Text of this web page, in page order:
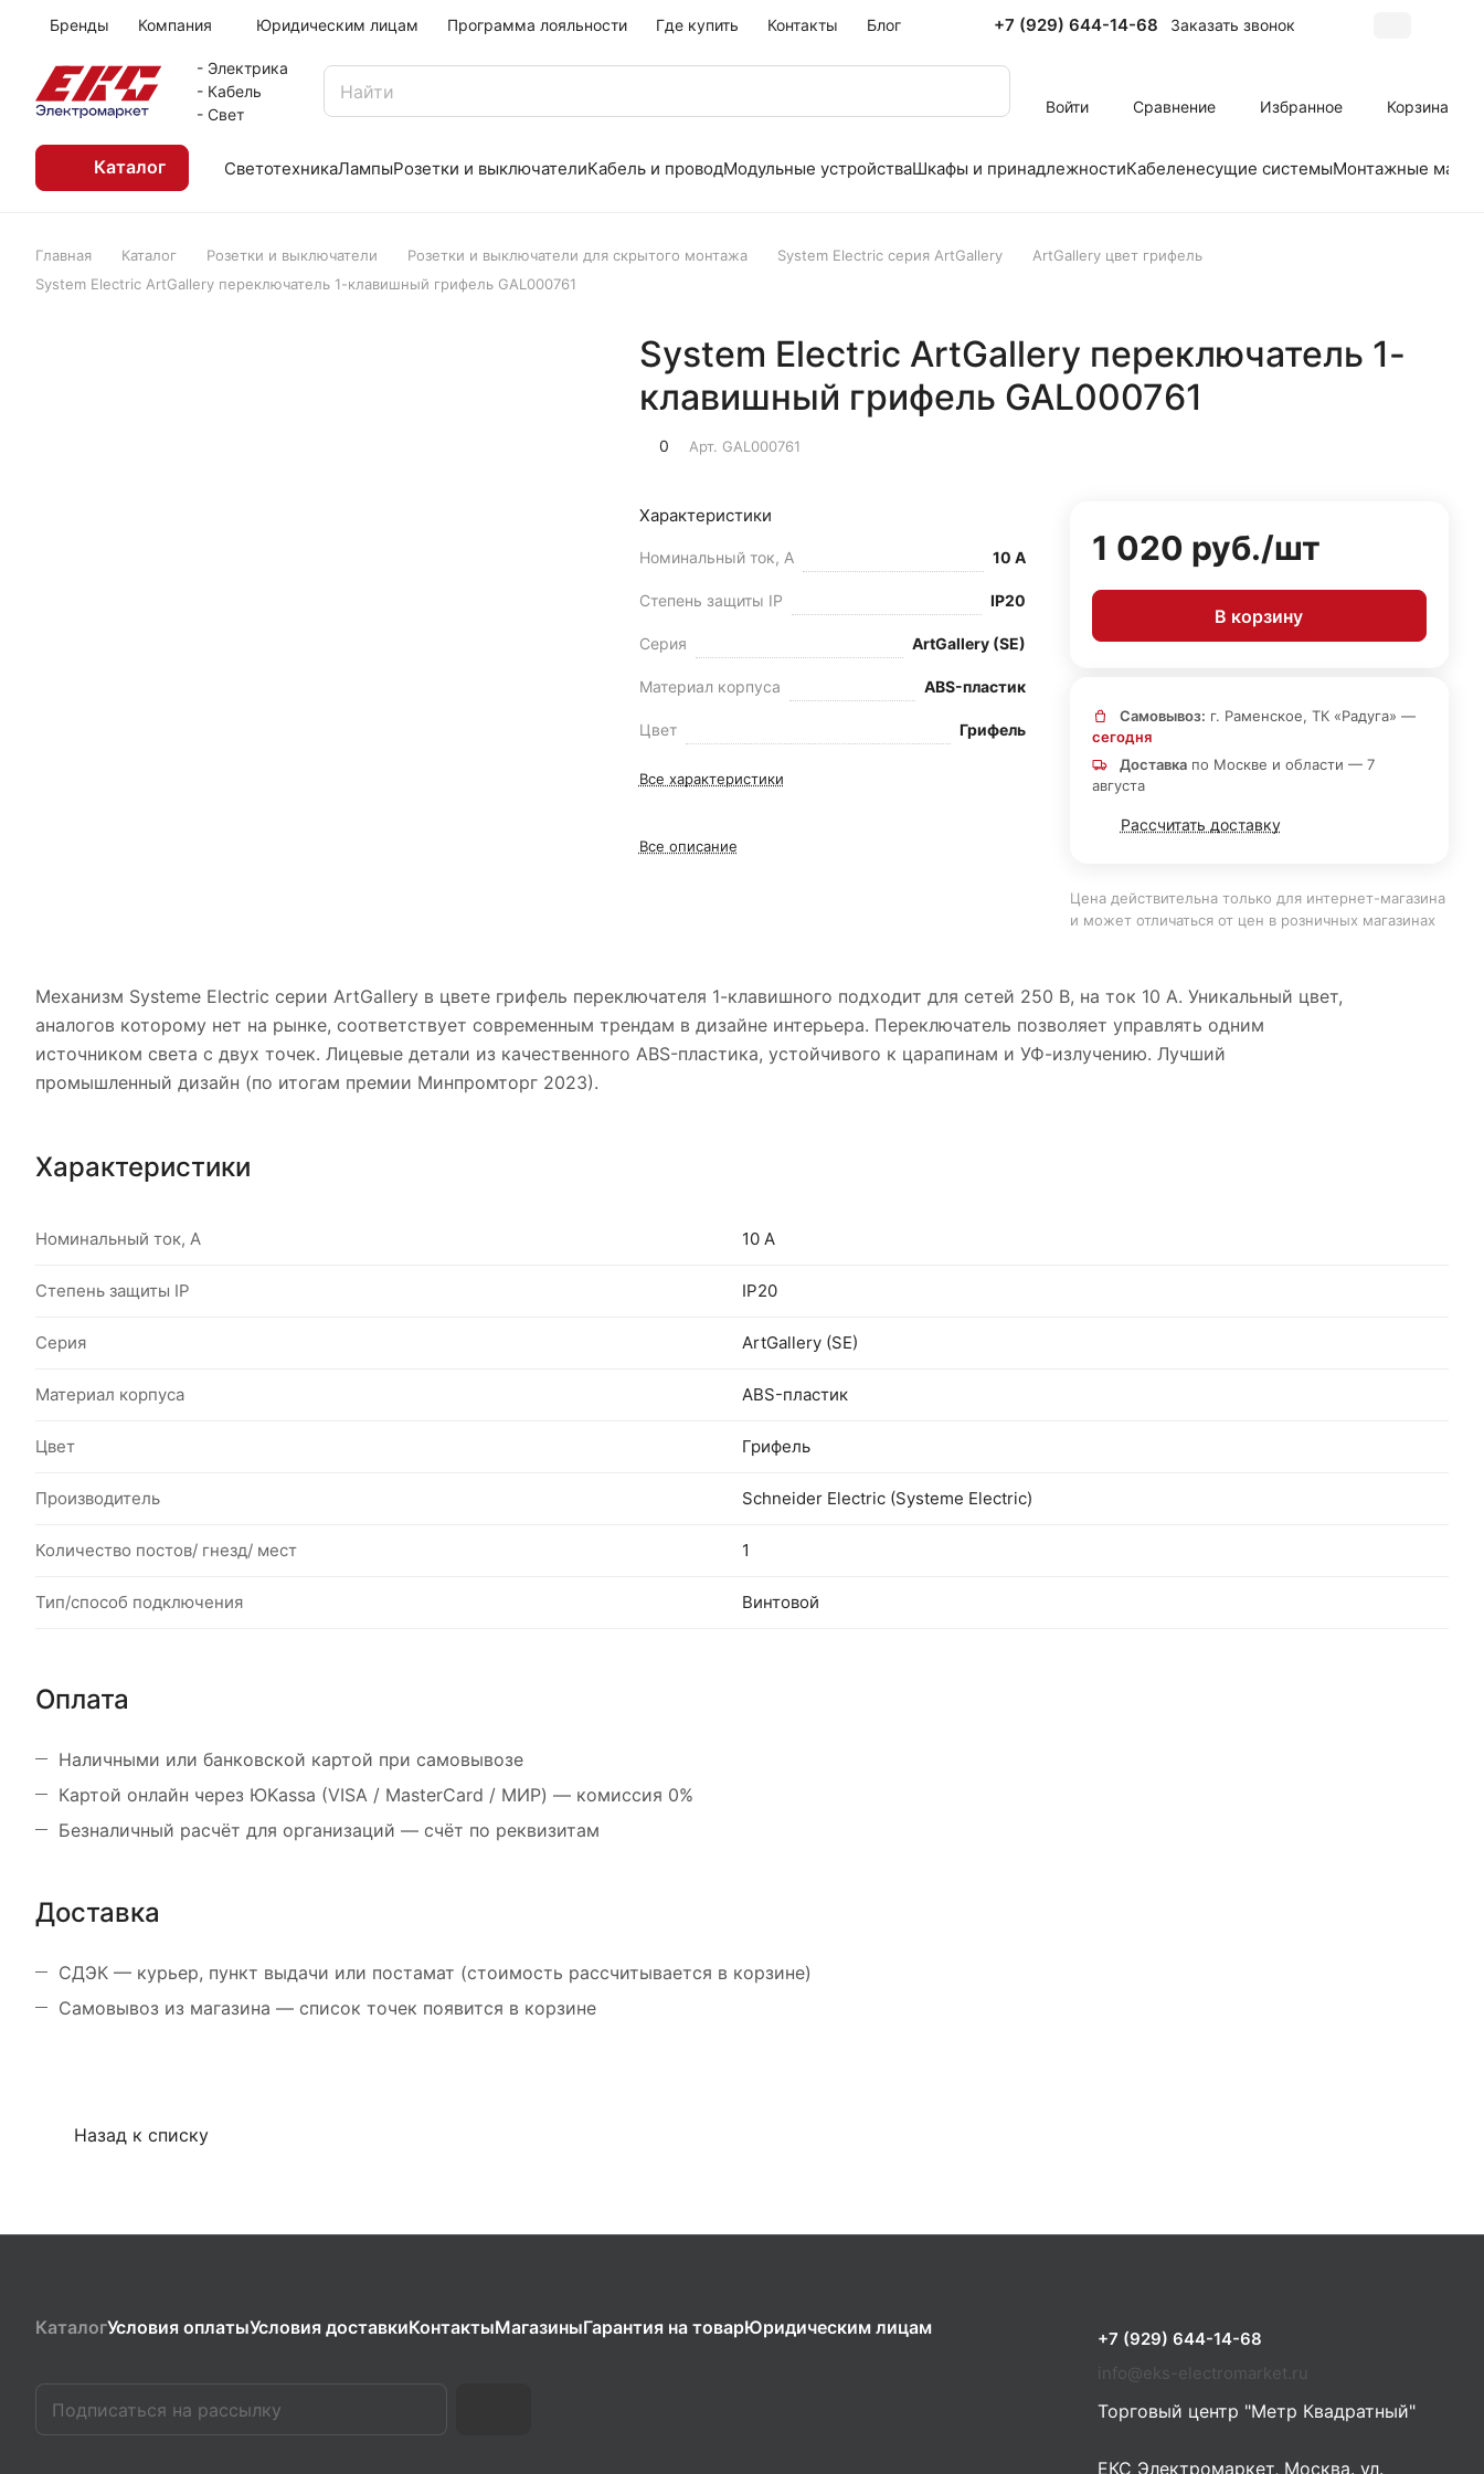
Бренды Компания Юридическим лицам Программа лояльности Где купить Контакты Блог +7 (929) 644-14-68 Заказать звонок
- Электрика
- Кабель
- Свет
Войти Сравнение Избранное Корзина
Каталог СветотехникаЛампыРозетки и выключателиКабель и проводМодульные устройстваШкафы и принадлежностиКабеленесущие системыМонтажные
Главная Каталог Розетки и выключатели Розетки и выключатели для скрытого монтажа System Electric серия ArtGallery
ArtGallery цвет грифель
System Electric ArtGallery переключатель 1-клавишный грифель GAL000761
System Electric ArtGallery переключатель 1-
клавишный грифель GAL000761
0 Арт. GAL000761
Характеристики
Номинальный ток, А 10 А
Степень защиты IP IP20
Серия ArtGallery (SE)
Материал корпуса ABS-пластик
Цвет Грифель
Все характеристики
Все описание
1 020 руб./шт
В корзину
Самовывоз: г. Раменское, ТК «Радуга» —
сегодня
Доставкапо Москве и области — 7
августа
Рассчитать доставку
Цена действительна только для интернет-магазина
и может отличаться от цен в розничных магазинах
Механизм Systeme Electric серии ArtGallery в цвете грифель переключателя 1-клавишного подходит для сетей 250 В, на ток 10 А. Уникальный цвет,
аналогов которому нет на рынке, соответствует современным трендам в дизайне интерьера. Переключатель позволяет управлять одним
источником света с двух точек. Лицевые детали из качественного ABS-пластика, устойчивого к царапинам и УФ-излучению. Лучший
промышленный дизайн (по итогам премии Минпромторг 2023).
Характеристики
Номинальный ток, А 10 А
Степень защиты IP IP20
Серия ArtGallery (SE)
Материал корпуса ABS-пластик
Цвет Грифель
Производитель Schneider Electric (Systeme Electric)
Количество постов/ гнезд/ мест 1
Тип/способ подключения Винтовой
Оплата
Наличными или банковской картой при самовывозе
Картой онлайн через ЮKassa (VISA / MasterCard / МИР) — комиссия 0%
Безналичный расчёт для организаций — счёт по реквизитам
Доставка
СДЭК — курьер, пункт выдачи или постамат (стоимость рассчитывается в корзине)
Самовывоз из магазина — список точек появится в корзине
Назад к списку
КаталогУсловия оплатыУсловия доставкиКонтактыМагазиныГарантия на товарЮридическим лицам
+7 (929) 644-14-68
info@eks-electromarket.ru
Торговый центр "Метр Квадратный"
ЕКС Электромаркет, Москва. ул.